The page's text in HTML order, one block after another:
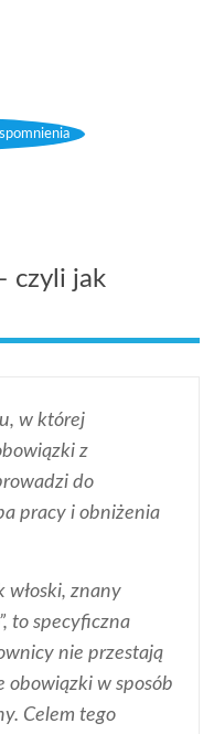
czyli jak
w której
z
do
pracy i obniżenia
włoski, znany
to specyficzna
nie przestają
obowiązki w sposób
Celem tego